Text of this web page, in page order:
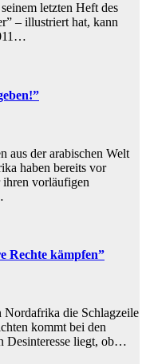
letzten Heft des
– illustriert hat, kann
aus der arabischen Welt
haben bereits vor
ihren vorläufigen
Rechte kämpfen”
Nordafrika die Schlagzeile
kommt bei den
Desinteresse liegt, ob…